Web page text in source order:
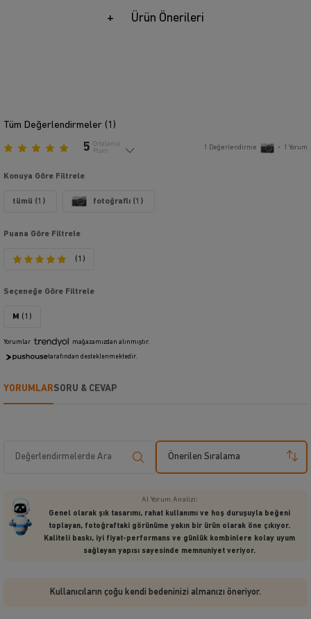
Ürün Önerileri
Tüm Değerlendirmeler ( 1 )
5 Ortalama
Puan
1 Değerlendirme • 1 Yorum
Konuya Göre Filtrele
tümü (1) fotoğraflı (1)
Puana Göre Filtrele
(1)
Seçeneğe Göre Filtrele
M (1)
Yorumlar mağazamızdan alınmıştır.
tarafından desteklenmektedir.
YORUMLARSORU & CEVAP
Önerilen Sıralama
AI Yorum Analizi:
Genel olarak şık tasarımı, rahat kullanımı ve hoş duruşuyla beğeni
toplayan, fotoğraftaki görünüme yakın bir ürün olarak öne çıkıyor.
Kaliteli baskı, iyi fiyat-performans ve günlük kombinlere kolay uyum
sağlayan yapısı sayesinde memnuniyet veriyor.
Kullanıcıların çoğu kendi bedeninizi almanızı öneriyor.